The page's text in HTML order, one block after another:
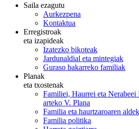
Saila ezagutu
Aurkezpena
Kontaktua
Erregistroak
eta izapideak
Izatezko bikoteak
Jardunaldial eta mintegiak
Guraso bakarreko familiak
Planak
eta txostenak
Familiei, Haurrei eta
arteko V. Plana
Familia eta haurtzaroaren
Familia politika